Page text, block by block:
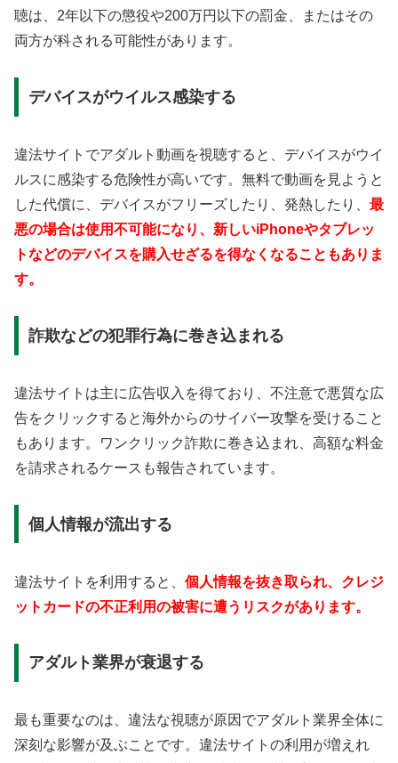
聴は、2年以下の懲役や200万円以下の罰金、またはその
両方が科される可能性があります。
デバイスがウイルス感染する
違法サイトでアダルト動画を視聴すると、デバイスがウイ
ルスに感染する危険性が高いです。無料で動画を見ようと
した代償に、デバイスがフリーズしたり、発熱したり、 最
悪の場合は使用不可能になり、新しいiPhoneやタブレッ
トなどのデバイスを購入せざるを得なくなることもありま
す。
詐欺などの犯罪行為に巻き込まれる
違法サイトは主に広告収入を得ており、不注意で悪質な広
告をクリックすると海外からのサイバー攻撃を受けること
もあります。ワンクリック詐欺に巻き込まれ、高額な料金
を請求されるケースも報告されています。
個人情報が流出する
違法サイトを利用すると、 個人情報を抜き取られ、クレジ
ットカードの不正利用の被害に遭うリスクがあります。
アダルト業界が衰退する
最も重要なのは、違法な視聴が原因でアダルト業界全体に
深刻な影響が及ぶことです。違法サイトの利用が増えれ